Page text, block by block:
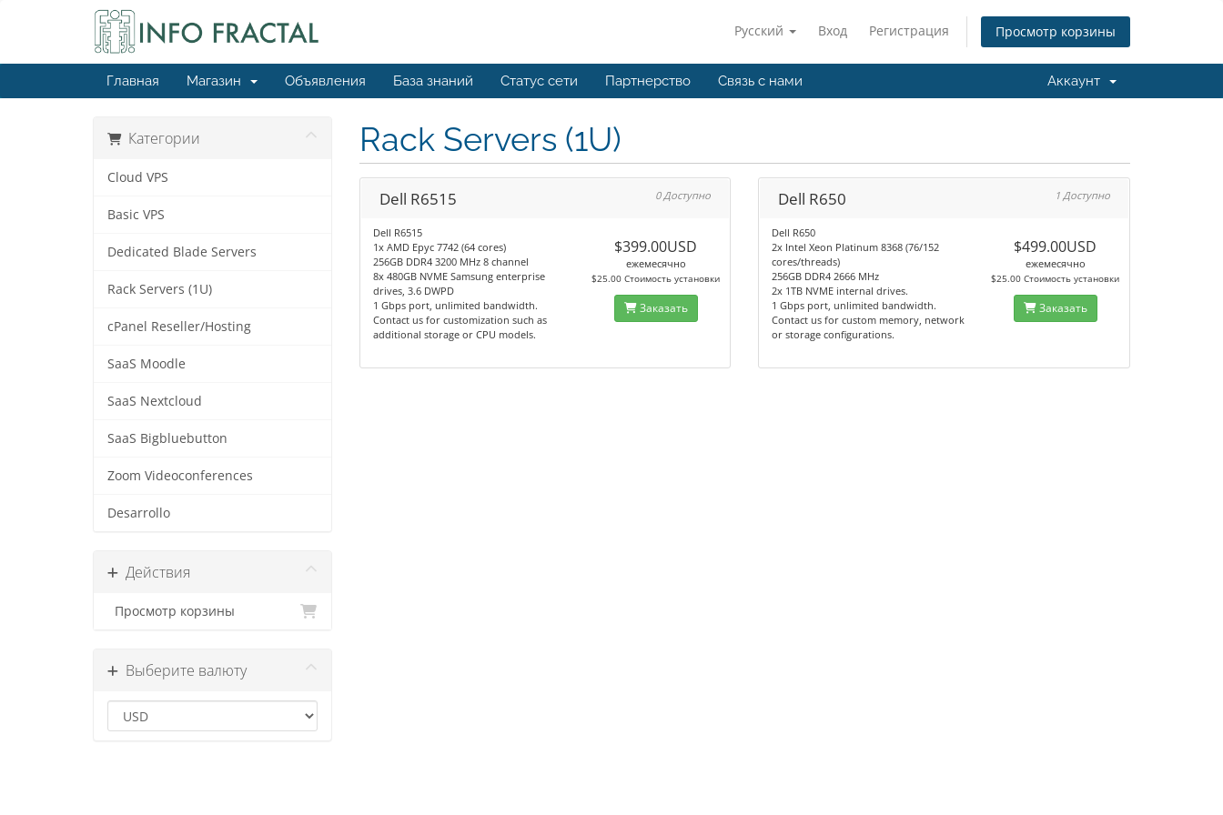
Русский Вход Регистрация Просмотр корзины
Главная Магазин Объявления База знаний Статус сети Партнерство Связь с нами Аккаунт
Категории
Cloud VPS
Basic VPS
Dedicated Blade Servers
Rack Servers (1U)
cPanel Reseller/Hosting
SaaS Moodle
SaaS Nextcloud
SaaS Bigbluebutton
Zoom Videoconferences
Desarrollo
Действия
Просмотр корзины
Выберите валюту
Rack Servers (1U)
Dell R6515 0 Доступно
Dell R6515
1x AMD Epyc 7742 (64 cores)
256GB DDR4 3200 MHz 8 channel
8x 480GB NVME Samsung enterprise
drives, 3.6 DWPD
1 Gbps port, unlimited bandwidth.
Contact us for customization such as
additional storage or CPU models.
$399.00USD
ежемесячно
$25.00 Стоимость установки
Заказать
Dell R650 1 Доступно
Dell R650
2x Intel Xeon Platinum 8368 (76/152
cores/threads)
256GB DDR4 2666 MHz
2x 1TB NVME internal drives.
1 Gbps port, unlimited bandwidth.
Contact us for custom memory, network
or storage configurations.
$499.00USD
ежемесячно
$25.00 Стоимость установки
Заказать